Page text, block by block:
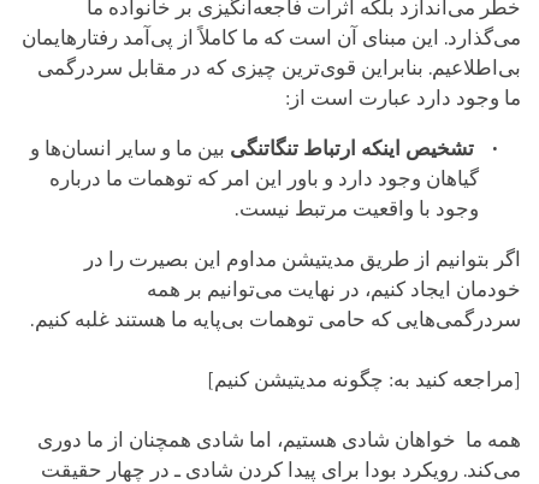
خطر می‌اندازد بلکه اثرات فاجعه‌انگیزی بر خانواده ما
می‌گذارد. این مبنای آن است که ما کاملاً از پی‌آمد رفتارهایمان
بی‌اطلاعیم. بنابراین قوی‌ترین چیزی که در مقابل سردرگمی
ما وجود دارد عبارت است از:
تشخیص اینکه ارتباط تنگاتنگی بین ما و سایر انسان‌ها و
گیاهان وجود دارد و باور این امر که توهمات ما درباره
وجود با واقعیت مرتبط نیست.
اگر بتوانیم از طریق مدیتیشن مداوم این بصیرت را در
خودمان ایجاد کنیم، در نهایت می‌توانیم بر همه
سردرگمی‌هایی که حامی توهمات بی‌پایه ما هستند غلبه کنیم.
[مراجعه کنید به: چگونه مدیتیشن کنیم]
همه ما خواهان شادی هستیم، اما شادی همچنان از ما دوری
می‌کند. رویکرد بودا برای پیدا کردن شادی ـ در چهار حقیقت